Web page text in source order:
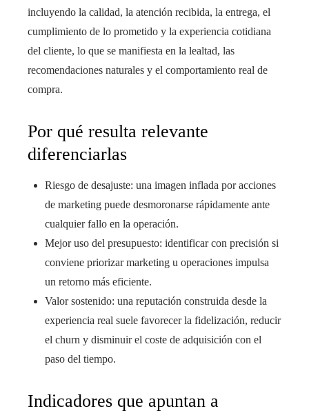
incluyendo la calidad, la atención recibida, la entrega, el
cumplimiento de lo prometido y la experiencia cotidiana
del cliente, lo que se manifiesta en la lealtad, las
recomendaciones naturales y el comportamiento real de
compra.
Por qué resulta relevante
diferenciarlas
Riesgo de desajuste: una imagen inflada por acciones
de marketing puede desmoronarse rápidamente ante
cualquier fallo en la operación.
Mejor uso del presupuesto: identificar con precisión si
conviene priorizar marketing u operaciones impulsa
un retorno más eficiente.
Valor sostenido: una reputación construida desde la
experiencia real suele favorecer la fidelización, reducir
el churn y disminuir el coste de adquisición con el
paso del tiempo.
Indicadores que apuntan a